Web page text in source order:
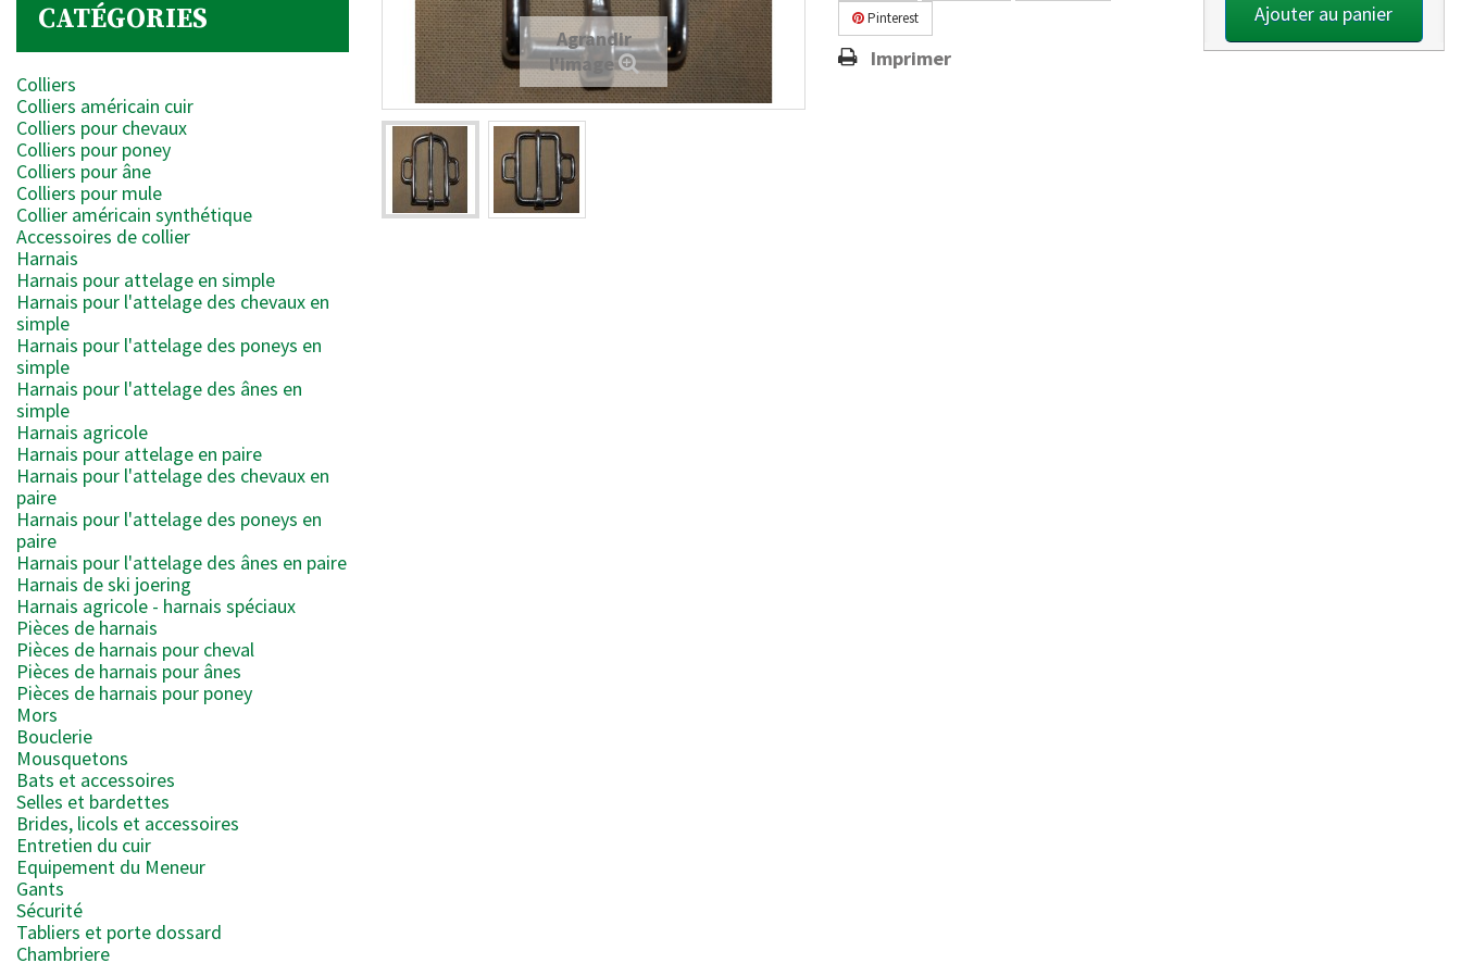
CATÉGORIES
Colliers
Colliers américain cuir
Colliers pour chevaux
Colliers pour poney
Colliers pour âne
Colliers pour mule
Collier américain synthétique
Accessoires de collier
Harnais
Harnais pour attelage en simple
Harnais pour l'attelage des chevaux en
simple
Harnais pour l'attelage des poneys en
simple
Harnais pour l'attelage des ânes en
simple
Harnais agricole
Harnais pour attelage en paire
Harnais pour l'attelage des chevaux en
paire
Harnais pour l'attelage des poneys en
paire
Harnais pour l'attelage des ânes en paire
Harnais de ski joering
Harnais agricole - harnais spéciaux
Pièces de harnais
Pièces de harnais pour cheval
Pièces de harnais pour ânes
Pièces de harnais pour poney
Mors
Bouclerie
Mousquetons
Bats et accessoires
Selles et bardettes
Brides, licols et accessoires
Entretien du cuir
Equipement du Meneur
Gants
Sécurité
Tabliers et porte dossard
Chambriere
Agrandir
l'image
Pinterest
Imprimer
Ajouter au panier